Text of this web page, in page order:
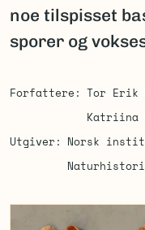
noe tilspisset
sporer og
Forfattere Tor Erik
Katriina
Utgiver
Norsk